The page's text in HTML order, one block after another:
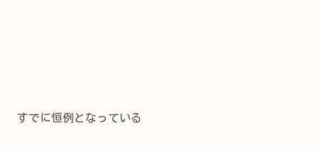
すでに恒例となっている